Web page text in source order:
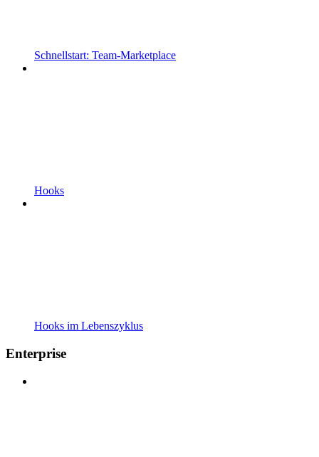
Schnellstart: Team-Marketplace
Hooks
Hooks im Lebenszyklus
Enterprise